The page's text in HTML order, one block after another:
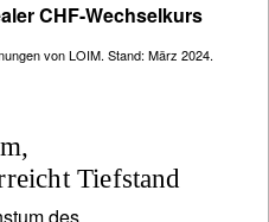
CHF-Wechselkurs
von LOIM. Stand: März 2024.
Tiefstand